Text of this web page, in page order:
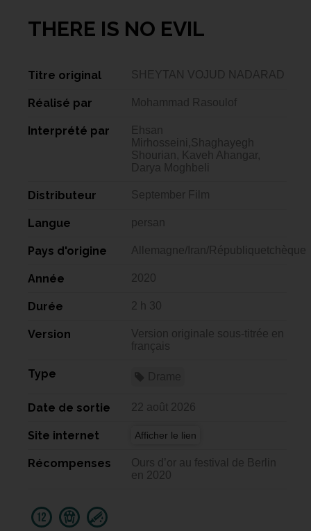
THERE IS NO EVIL
Titre original SHEYTAN VOJUD NADARAD
Réalisé par Mohammad Rasoulof
Interprété par
Ehsan
Mirhosseini,Shaghayegh
Shourian, Kaveh Ahangar,
Darya Moghbeli
Distributeur September Film
Langue persan
Pays d'origine Allemagne/Iran/Républiquetchèque
Année 2020
Durée 2 h 30
Version
Version originale sous-titrée en
français
Type
Date de sortie 22 août 2026
Site internet Afficher le lien
Récompenses
Ours d’or au festival de Berlin
en 2020